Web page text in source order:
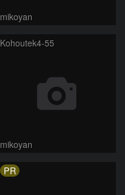
mikoyan
Kohoutek4-55
mikoyan
PR